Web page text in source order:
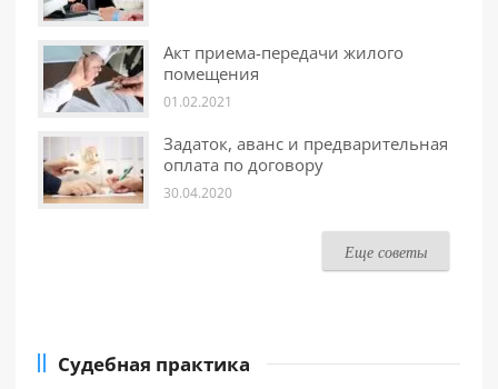
Акт приема-передачи жилого
помещения
01.02.2021
Задаток, аванс и предварительная
оплата по договору
30.04.2020
Еще советы
Судебная практика